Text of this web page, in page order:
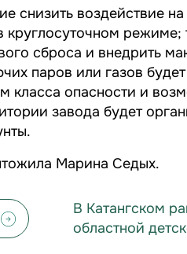
снизить воздействие
режиме;
сброса и внедрить
паров или газов
класса опасности и
завода будет
Марина Седых.
В Катангском
областной